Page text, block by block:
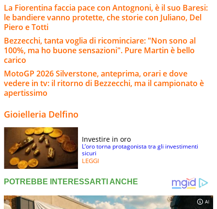
La Fiorentina faccia pace con Antognoni, è il suo Baresi:
le bandiere vanno protette, che storie con Juliano, Del
Piero e Totti
Bezzecchi, tanta voglia di ricominciare: "Non sono al
100%, ma ho buone sensazioni". Pure Martin è bello
carico
MotoGP 2026 Silverstone, anteprima, orari e dove
vedere in tv: il ritorno di Bezzecchi, ma il campionato è
apertissimo
Gioielleria Delfino
Investire in oro
L’oro torna protagonista tra gli investimenti
sicuri
LEGGI